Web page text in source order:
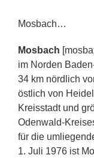
Mosbach…
Mosbach
im Norden
34 km nördlich
östlich von
Kreisstadt und
Odenwald-
für die
1. Juli 1976 ist